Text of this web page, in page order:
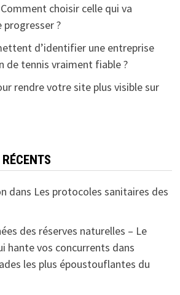
choisir celle qui va
?
d’identifier une entreprise
de tennis vraiment fiable ?
rendre votre site plus visible sur
dans Les protocoles sanitaires des
des réserves naturelles – Le
hante vos concurrents dans
les plus époustouflantes du